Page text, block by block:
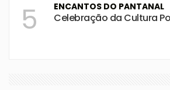
5 ENCANTOS DO PANTANAL
Celebração da Cultura